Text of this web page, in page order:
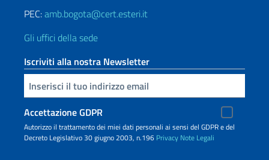
PEC:amb.bogota@cert.esteri.it
Gli uffici della sede
Iscriviti alla nostra Newsletter
Inserisci la tua email
Accettazione GDPR
Autorizzo il trattamento dei miei dati personali ai sensi del GDPR e del
Decreto Legislativo 30 giugno 2003, n.196 Privacy Note Legali